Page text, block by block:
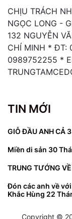
CHỊU TRÁCH
NGỌC LONG -
132 NGUYỄN
CHÍ MINH * ĐT:
0989752255 *
TIN MỚI
GIỖ ĐẦU ANH CẢ
Miền di sản 30
TRUNG TƯỚNG
Đón các anh về
Khắc Hùng 22
Copyright ©